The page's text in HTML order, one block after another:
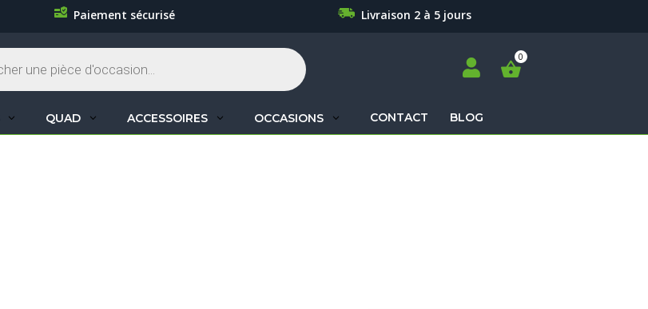
Paiement sécurisé Livraison 2 à 5 jours

QUAD ACCESSOIRES OCCASIONS CONTACT BLOG